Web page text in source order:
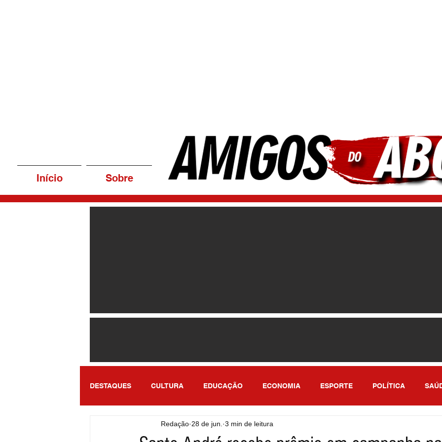
Início Sobre
DESTAQUES CULTURA EDUCAÇÃO ECONOMIA ESPORTE POLÍTICA
ENTRETENIMENTO SÃO PAULO
Redação 28 de jun. 3 min de leitura